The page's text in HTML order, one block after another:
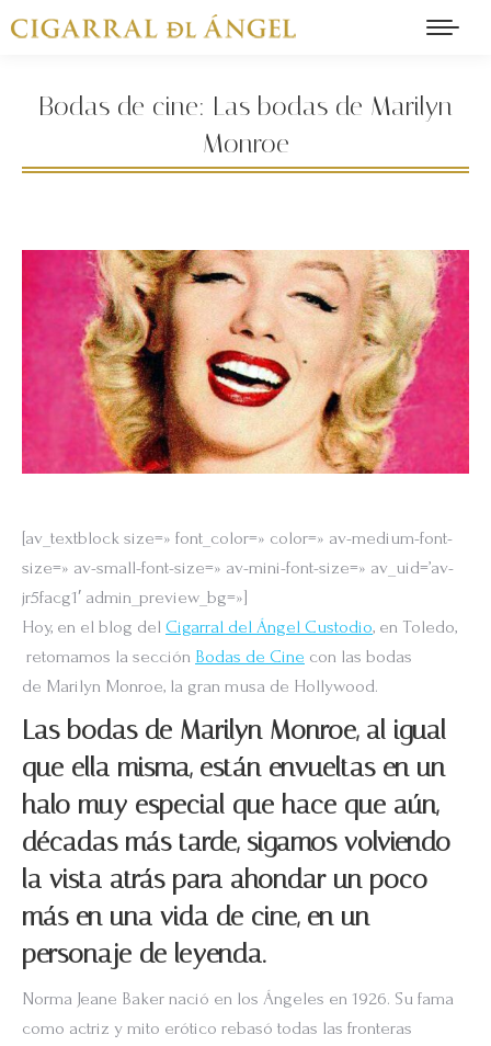
Bodas de cine: Las bodas de Marilyn
Monroe
[av_textblock size=» font_color=» color=» av-medium-font-
size=» av-small-font-size=» av-mini-font-size=» av_uid=’av-
jr5facg1′ admin_preview_bg=»]
Hoy, en el blog del Cigarral del Ángel Custodio, en Toledo,
retomamos la sección Bodas de Cine con las bodas
de Marilyn Monroe, la gran musa de Hollywood.
Las bodas de Marilyn Monroe, al igual
que ella misma, están envueltas en un
halo muy especial que hace que aún,
décadas más tarde, sigamos volviendo
la vista atrás para ahondar un poco
más en una vida de cine, en un
personaje de leyenda.
Norma Jeane Baker nació en los Ángeles en 1926. Su fama
como actriz y mito erótico rebasó todas las fronteras